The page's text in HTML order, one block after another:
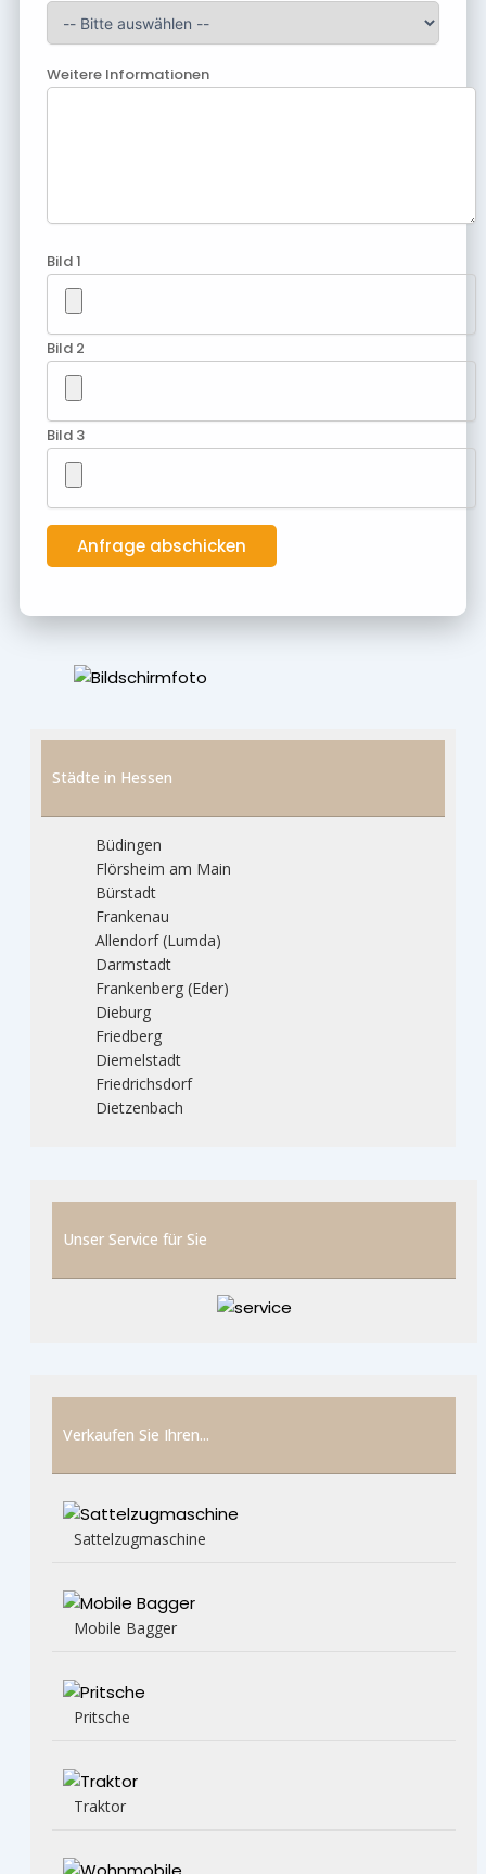
Weitere Informationen
Bild 1
Bild 2
Bild 3
Städte in Hessen
Büdingen
Flörsheim am Main
Bürstadt
Frankenau
Allendorf (Lumda)
Darmstadt
Frankenberg (Eder)
Dieburg
Friedberg
Diemelstadt
Friedrichsdorf
Dietzenbach
Unser Service für Sie
Verkaufen Sie Ihren...
Sattelzugmaschine
Mobile Bagger
Pritsche
Traktor